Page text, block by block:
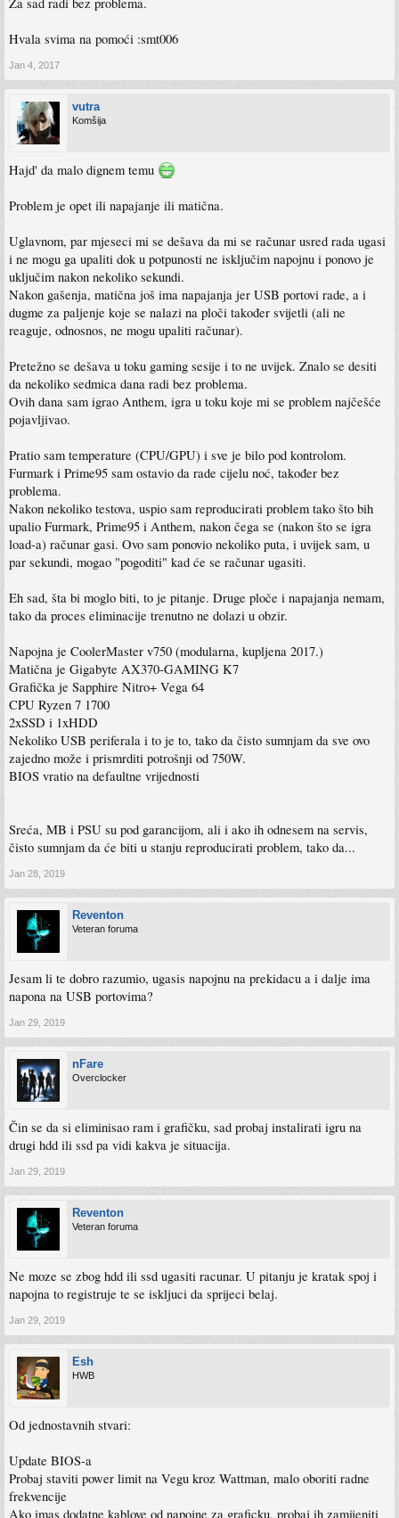
Hvala svima na pomoći :smt006
Jan 4, 2017
vutra
Komšija
Hajd' da malo dignem temu
Problem je opet ili napajanje ili matična.
Uglavnom, par mjeseci mi se dešava da mi se računar usred rada ugasi
i ne mogu ga upaliti dok u potpunosti ne isključim napojnu i ponovo je
uključim nakon nekoliko sekundi.
Nakon gašenja, matična još ima napajanja jer USB portovi rade, a i
dugme za paljenje koje se nalazi na ploči također svijetli (ali ne
reaguje, odnosnos, ne mogu upaliti računar).
Pretežno se dešava u toku gaming sesije i to ne uvijek. Znalo se desiti
da nekoliko sedmica dana radi bez problema.
Ovih dana sam igrao Anthem, igra u toku koje mi se problem najčešće
pojavljivao.
Pratio sam temperature (CPU/GPU) i sve je bilo pod kontrolom.
Furmark i Prime95 sam ostavio da rade cijelu noć, također bez
problema.
Nakon nekoliko testova, uspio sam reproducirati problem tako što bih
upalio Furmark, Prime95 i Anthem, nakon čega se (nakon što se igra
load-a) računar gasi. Ovo sam ponovio nekoliko puta, i uvijek sam, u
par sekundi, mogao "pogoditi" kad će se računar ugasiti.
Eh sad, šta bi moglo biti, to je pitanje. Druge ploče i napajanja nemam,
tako da proces eliminacije trenutno ne dolazi u obzir.
Napojna je CoolerMaster v750 (modularna, kupljena 2017.)
Matična je Gigabyte AX370-GAMING K7
Grafička je Sapphire Nitro+ Vega 64
CPU Ryzen 7 1700
2xSSD i 1xHDD
Nekoliko USB periferala i to je to, tako da čisto sumnjam da sve ovo
zajedno može i prismrditi potrošnji od 750W.
BIOS vratio na defaultne vrijednosti
Sreća, MB i PSU su pod garancijom, ali i ako ih odnesem na servis,
čisto sumnjam da će biti u stanju reproducirati problem, tako da...
Jan 28, 2019
Reventon
Veteran foruma
Jesam li te dobro razumio, ugasis napojnu na prekidacu a i dalje ima
napona na USB portovima?
Jan 29, 2019
nFare
Overclocker
Čin se da si eliminisao ram i grafičku, sad probaj instalirati igru na
drugi hdd ili ssd pa vidi kakva je situacija.
Jan 29, 2019
Reventon
Veteran foruma
Ne moze se zbog hdd ili ssd ugasiti racunar. U pitanju je kratak spoj i
napojna to registruje te se iskljuci da sprijeci belaj.
Jan 29, 2019
Esh
HWB
Od jednostavnih stvari:
Update BIOS-a
Probaj staviti power limit na Vegu kroz Wattman, malo oboriti radne
frekvencije
Ako imas dodatne kablove od napojne za graficku, probaj ih zamijeniti